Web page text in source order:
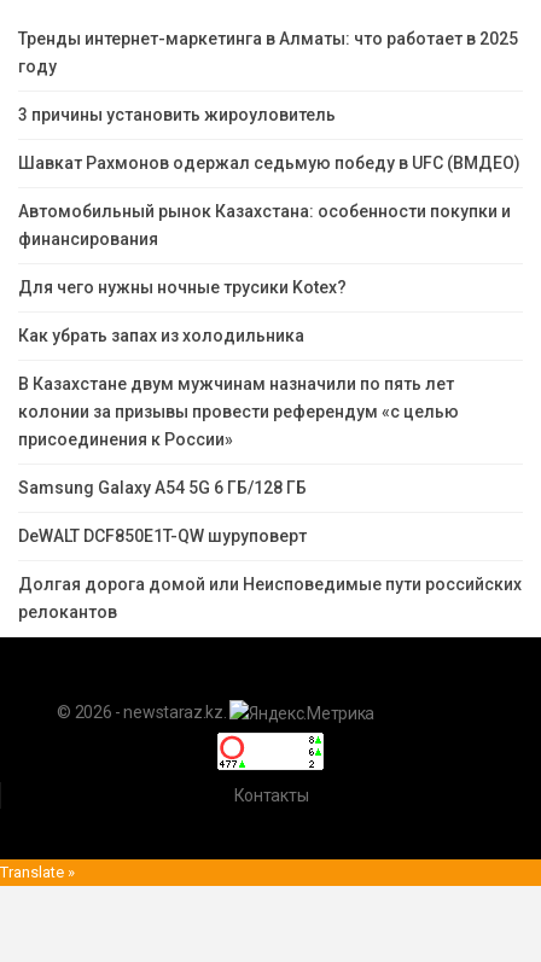
Тренды интернет-маркетинга в Алматы: что работает в 2025
году
3 причины установить жироуловитель
Шавкат Рахмонов одержал седьмую победу в UFC (ВМДЕО)
Автомобильный рынок Казахстана: особенности покупки и
финансирования
Для чего нужны ночные трусики Kotex?
Как убрать запах из холодильника
В Казахстане двум мужчинам назначили по пять лет
колонии за призывы провести референдум «с целью
присоединения к России»
Samsung Galaxy A54 5G 6 ГБ/128 ГБ
DeWALT DCF850E1T-QW шуруповерт
Долгая дорога домой или Неисповедимые пути российских
релокантов
© 2026 - newstaraz.kz.
Контакты
Translate »